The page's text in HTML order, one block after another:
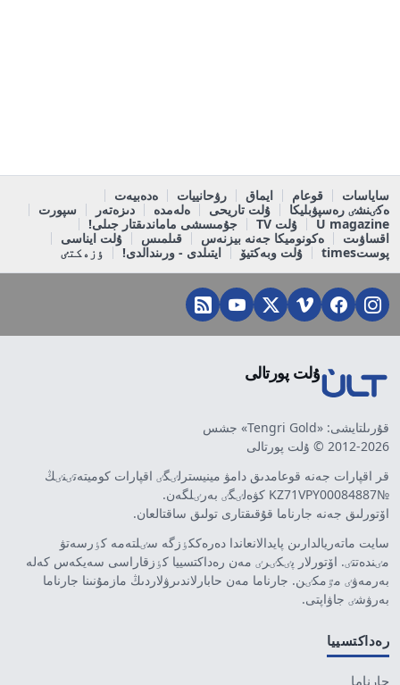
ساياسات قوعام ايماق رۋحانييات
ەدەبيەت
ەكٸنشٸ رەسپۋبليكا
ۇلت تاريحى ەلەمدە دىزەتەر
سپورت
U magazine
ۇلت TV
جۇمىسشى ماماندىقتار جىلى!
اقساۋىت
ەكونوميكا جەنە بيزنەس قىلمىس
ۇلت ايناسى
پوستtimes
ۇلت وبەكتيۆ ايتىلدى - ورىندالدى! ٶزەكتٸ
ۇلت پورتالى
قۇرىلتايشى: «Tengri Gold» جشس
2012-2026 © ۇلت پورتالى
قر اقپارات جەنە قوعامدىق دامۋ مينيسترلٸگٸ اقپارات كوميتەتٸنٸڭ
№KZ71VPY00084887 كۋەلٸگٸ بەرٸلگەن.
اۆتورلىق جەنە جارناما قۇقىقتارى تولىق ساقتالعان.
سايت ماتەريالدارىن پايدالانعاندا دەرەككٶزگە سٸلتەمە كٶرسەتۋ
مٸندەتتٸ. اۆتورلار پٸكٸرٸ مەن رەداكتسييا كٶزقاراسى سەيكەس كەلە
بەرمەۋٸ مٷمكٸن. جارناما مەن حابارلاندىرۋلاردىڭ مازمۇنىنا جارناما
بەرۋشٸ جاۋاپتى.
رەداكتسييا
جارناما